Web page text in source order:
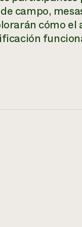
campo,
cómo el